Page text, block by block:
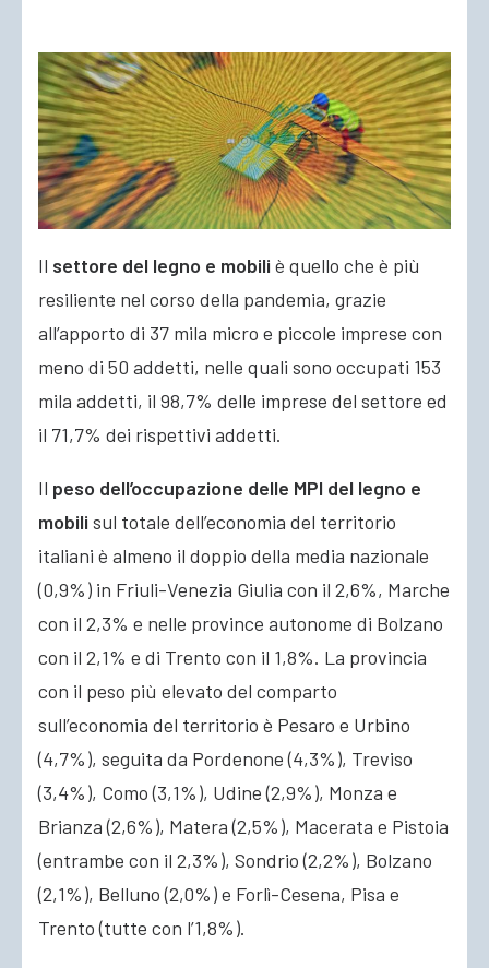
Il settore del legno e mobili è quello che è più
resiliente nel corso della pandemia, grazie
all’apporto di 37 mila micro e piccole imprese con
meno di 50 addetti, nelle quali sono occupati 153
mila addetti, il 98,7% delle imprese del settore ed
il 71,7% dei rispettivi addetti.
Il peso dell’occupazione delle MPI del legno e
mobili sul totale dell’economia del territorio
italiani è almeno il doppio della media nazionale
(0,9%) in Friuli-Venezia Giulia con il 2,6%, Marche
con il 2,3% e nelle province autonome di Bolzano
con il 2,1% e di Trento con il 1,8%. La provincia
con il peso più elevato del comparto
sull’economia del territorio è Pesaro e Urbino
(4,7%), seguita da Pordenone (4,3%), Treviso
(3,4%), Como (3,1%), Udine (2,9%), Monza e
Brianza (2,6%), Matera (2,5%), Macerata e Pistoia
(entrambe con il 2,3%), Sondrio (2,2%), Bolzano
(2,1%), Belluno (2,0%) e Forlì-Cesena, Pisa e
Trento (tutte con l’1,8%).